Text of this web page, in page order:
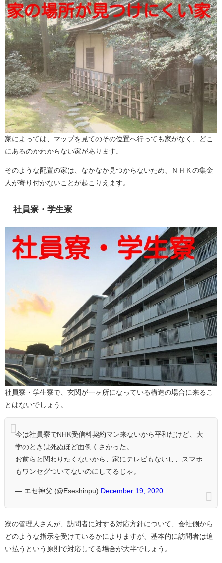
家によっては、マップを見てのその位置へ行っても家がなく、どこ
にあるのかわからない家があります。
そのような配置の家は、なかなか見つからないため、ＮＨＫの集金
人が寄り付かないことが起こりえます。
社員寮・学生寮
社員寮・学生寮で、玄関が一ヶ所になっている構造の場合に来るこ
とはないでしょう。
今は社員寮でNHK受信料契約マン来ないから平和だけど、大
学のときは死ぬほど面倒くさかった。
お前らと関わりたくないから、家にテレビもないし、スマホ
もワンセグついてないのにしてるじゃ。
— エセ神父 (@Eseshinpu) December 19, 2020
寮の管理人さんが、訪問者に対する対応方針について、会社側から
どのような指示を受けているかによりますが、基本的に訪問者は追
い払うという原則で対応してる場合が大半でしょう。